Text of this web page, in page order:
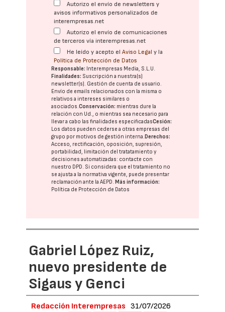
Autorizo el envío de newsletters y
avisos informativos personalizados de
interempresas.net
Autorizo el envío de comunicaciones
de terceros vía interempresas.net
He leído y acepto elAviso Legal y la
Política de Protección de Datos
Responsable: Interempresas Media, S.L.U.
Finalidades: Suscripción a nuestra(s)
newsletter(s). Gestión de cuenta de usuario.
Envío de emails relacionados con la misma o
relativos a intereses similares o
asociados.Conservación: mientras dure la
relación con Ud., o mientras sea necesario para
llevar a cabo las finalidades especificadasCesión:
Los datos pueden cederse a otras empresas del
grupo por motivos de gestión interna. Derechos:
Acceso, rectificación, oposición, supresión,
portabilidad, limitación del tratatamiento y
decisiones automatizadas: contacte con
nuestro DPD. Si considera que el tratamiento no
se ajusta a la normativa vigente, puede presentar
reclamación ante laAEPD. Más información:
Política de Protección de Datos
Gabriel López Ruiz,
nuevo presidente de
Sigaus y Genci
Redacción Interempresas 31/07/2026